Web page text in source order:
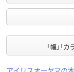
「幅」「